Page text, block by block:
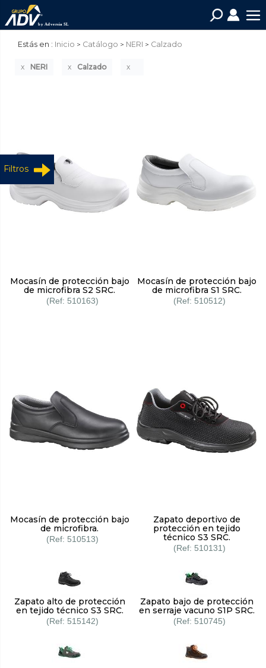
Estás en : Inicio Catálogo NERI Calzado
Filtros
NERI Calzado
Mocasín de protección bajo
de microfibra S2 SRC.
510163
Mocasín de protección bajo
de microfibra S1 SRC.
510512
Mocasín de protección bajo
de microfibra.
510513
Zapato deportivo de
protección en tejido
técnico S3 SRC.
510131
Zapato alto de protección
en tejido técnico S3 SRC.
515142
Zapato bajo de protección
en serraje vacuno S1P SRC.
510745